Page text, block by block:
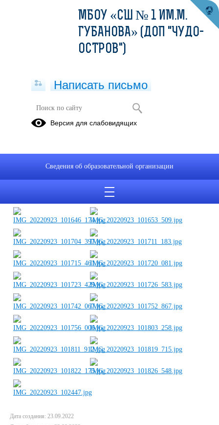
Белый цветок
Дата создания: 23.09.2022
МБОУ «СШ № 1 ИМ.М.
ГУБАНОВА» (ДОП "ЧУДО-
ОСТРОВ")
Написать письмо
Версия для слабовидящих
Сведения об образовательной организации